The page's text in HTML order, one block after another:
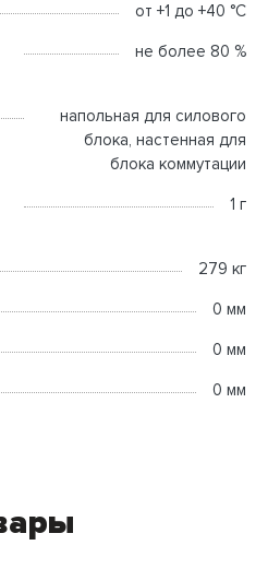
от +1 до +40 °C
не более 80 %
напольная для силового
блока, настенная для
блока коммутации
1 г
279 кг
0 мм
0 мм
0 мм